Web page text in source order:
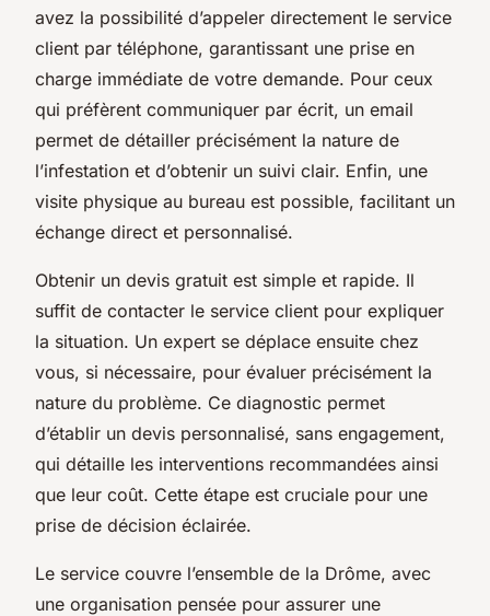
avez la possibilité d’appeler directement le service
client par téléphone, garantissant une prise en
charge immédiate de votre demande. Pour ceux
qui préfèrent communiquer par écrit, un email
permet de détailler précisément la nature de
l’infestation et d’obtenir un suivi clair. Enfin, une
visite physique au bureau est possible, facilitant un
échange direct et personnalisé.
Obtenir un devis gratuit est simple et rapide. Il
suffit de contacter le service client pour expliquer
la situation. Un expert se déplace ensuite chez
vous, si nécessaire, pour évaluer précisément la
nature du problème. Ce diagnostic permet
d’établir un devis personnalisé, sans engagement,
qui détaille les interventions recommandées ainsi
que leur coût. Cette étape est cruciale pour une
prise de décision éclairée.
Le service couvre l’ensemble de la Drôme, avec
une organisation pensée pour assurer une